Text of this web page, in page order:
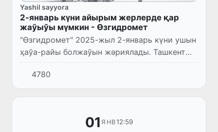
Yashil sayyora
2-январь күни айырым жерлерде қар
жаўыўы мүмкин - Өзгидромет
"Өзгидромет" 2025-жыл 2-январь күни ушын
ҳаўа-райы болжаўын жәриялады. Ташкент
қаласы.
4780
01 ЯНВ12:59